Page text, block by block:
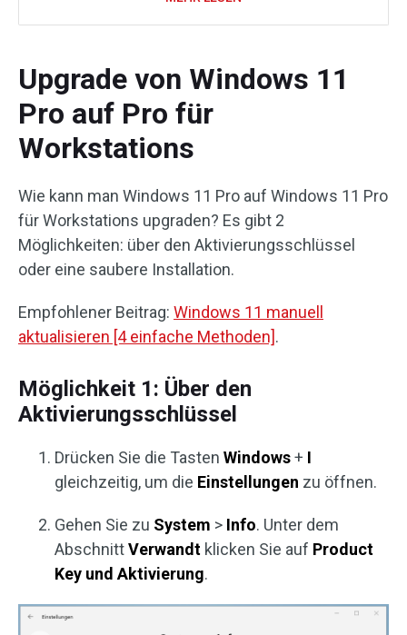
Upgrade von Windows 11
Pro auf Pro für
Workstations
Wie kann man Windows 11 Pro auf Windows 11 Pro
für Workstations upgraden? Es gibt 2
Möglichkeiten: über den Aktivierungsschlüssel
oder eine saubere Installation.
Empfohlener Beitrag: Windows 11 manuell
aktualisieren [4 einfache Methoden].
Möglichkeit 1: Über den
Aktivierungsschlüssel
Drücken Sie die Tasten Windows+ I
gleichzeitig, um die Einstellungen zu öffnen.
Gehen Sie zu System > Info. Unter dem
AbschnittVerwandt klicken Sie auf Product
Key und Aktivierung.